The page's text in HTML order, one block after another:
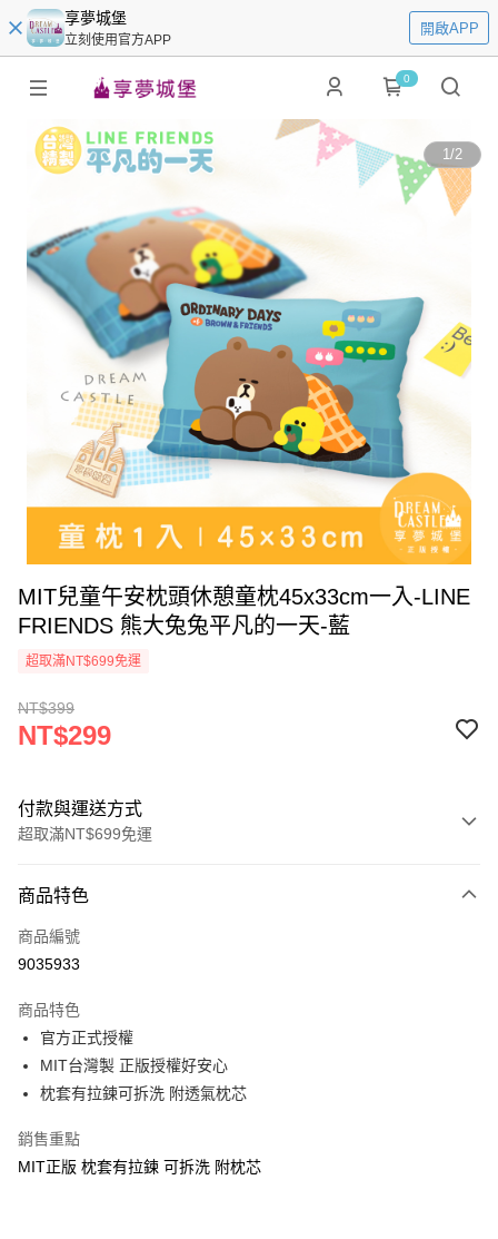
享夢城堡
立刻使用官方APP
開啟APP
0
1/2
MIT兒童午安枕頭休憩童枕45x33cm一入-LINE
FRIENDS 熊大兔兔平凡的一天-藍
超取滿NT$699免運
NT$399
NT$299
付款與運送方式
超取滿NT$699免運
信用卡一次付款
超商取貨付款
Apple Pay
街口支付
Google Pay
商品特色
商品編號
9035933
商品特色
官方正式授權
MIT台灣製 正版授權好安心
枕套有拉鍊可拆洗 附透氣枕芯
銷售重點
MIT正版 枕套有拉鍊 可拆洗 附枕芯